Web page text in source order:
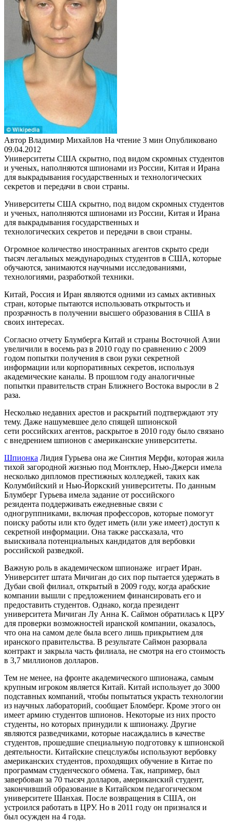
Автор Владимир Михайлов На чтение 3 мин Опубликовано
09.04.2012
Университеты США скрытно, под видом скромных студентов
и ученых, наполняются шпионами из России, Китая и Ирана
для выкрадывания государственных и технологических
секретов и передачи в свои страны.
Университеты США скрытно, под видом скромных студентов
и ученых, наполняются шпионами из России, Китая и Ирана
для выкрадывания государственных и
технологических секретов и передачи в свои страны.
Огромное количество иностранных агентов скрыто среди
тысяч легальных международных студентов в США, которые
обучаются, занимаются научными исследованиями,
технологиями, разработкой техники.
Китай, Россия и Иран являются одними из самых активных
стран, которые пытаются использовать открытость и
прозрачность в получении высшего образования в США в
своих интересах.
Согласно отчету Блумберга Китай и страны Восточной Азии
увеличили в восемь раз в 2010 году по сравнению с 2009
годом попытки получения в свои руки секретной
информации или корпоративных секретов, используя
академические каналы. В прошлом году аналогичные
попытки правительств стран Ближнего Востока выросли в 2
раза.
Несколько недавних арестов и раскрытий подтверждают эту
тему. Даже нашумевшее дело спящей шпионской
сети российских агентов, раскрытое в 2010 году было связано
с внедрением шпионов с американские университеты.
Шпионка Лидия Гурьева она же Синтия Мерфи, которая жила
тихой загородной жизнью под Монтклер, Нью-Джерси имела
несколько дипломов престижных колледжей, таких как
Колумбийский и Нью-Йоркский университеты. По данным
Блумберг Гурьева имела задание от российского
резидента поддерживать ежедневные связи с
одногруппниками, включая профессоров, которые помогут
поиску работы или кто будет иметь (или уже имеет) доступ к
секретной информации. Она также рассказала, что
выискивала потенциальных кандидатов для вербовки
российской разведкой.
Важную роль в академическом шпионаже играет Иран.
Университет штата Мичиган до сих пор пытается удержать в
Дубаи свой филиал, открытый в 2009 году, когда арабские
компании вышли с предложением финансировать его и
предоставить студентов. Однако, когда президент
университета Мичиган Лу Анна К. Саймон обратилась к ЦРУ
для проверки возможностей иранской компании, оказалось,
что она на самом деле была всего лишь прикрытием для
иранского правительства. В результате Саймон разорвала
контракт и закрыла часть филиала, не смотря на его стоимость
в 3,7 миллионов долларов.
Тем не менее, на фронте академического шпионажа, самым
крупным игроком является Китай. Китай использует до 3000
подставных компаний, чтобы попытаться украсть технологии
из научных лабораторий, сообщает Бломберг. Кроме этого он
имеет армию студентов шпионов. Некоторые из них просто
студенты, но которых принудили к шпионажу. Другие
являются разведчиками, которые насаждались в качестве
студентов, прошедшие специальную подготовку к шпионской
деятельности. Китайские спецслужбы используют вербовку
американских студентов, проходящих обучение в Китае по
программам студенческого обмена. Так, например, был
завербован за 70 тысяч долларов, американский студент,
закончивший образование в Китайском педагогическом
университете Шанхая. После возвращения в США, он
устроился работать в ЦРУ. Но в 2011 году он признался и
был осужден на 4 года.